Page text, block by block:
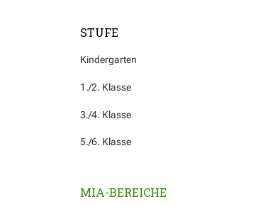
STUFE
Kindergarten
1./2. Klasse
3./4. Klasse
5./6. Klasse
MIA-BEREICHE